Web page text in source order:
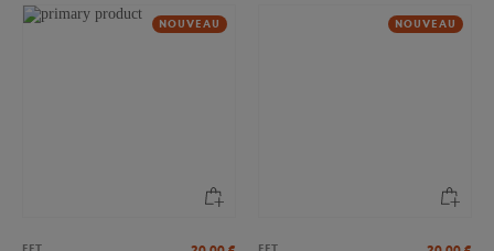
NOUVEAU NOUVEAU